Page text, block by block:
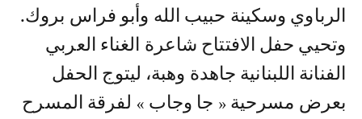
الرباوي وسكينة حبيب الله وأبو فراس بروك.
وتحيي حفل الافتتاح شاعرة الغناء العربي
الفنانة اللبنانية جاهدة وهبة، ليتوج الحفل
بعرض مسرحية « جا وجاب » لفرقة المسرح